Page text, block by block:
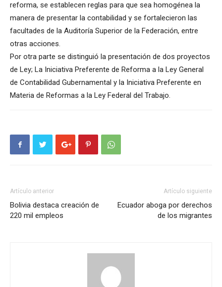
reforma, se establecen reglas para que sea homogénea la
manera de presentar la contabilidad y se fortalecieron las
facultades de la Auditoría Superior de la Federación, entre
otras acciones.
Por otra parte se distinguió la presentación de dos proyectos
de Ley; La Iniciativa Preferente de Reforma a la Ley General
de Contabilidad Gubernamental y la Iniciativa Preferente en
Materia de Reformas a la Ley Federal del Trabajo.
Artículo anterior
Bolivia destaca creación de
220 mil empleos
Artículo siguiente
Ecuador aboga por derechos
de los migrantes